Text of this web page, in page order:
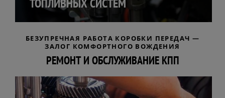
ТОПЛИВНЫХ СИСТЕМ
БЕЗУПРЕЧНАЯ РАБОТА КОРОБКИ ПЕРЕДАЧ —
ЗАЛОГ КОМФОРТНОГО ВОЖДЕНИЯ
РЕМОНТ И ОБСЛУЖИВАНИЕ КПП